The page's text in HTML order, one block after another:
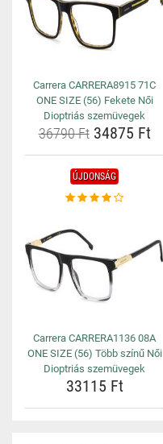
Carrera CARRERA8915 71C
ONE SIZE (56) Fekete Női
Dioptriás szemüvegek
36790 Ft34875 Ft
ÚJDONSÁG
Carrera CARRERA1136 08A
ONE SIZE (56) Több színű Női
Dioptriás szemüvegek
33115 Ft